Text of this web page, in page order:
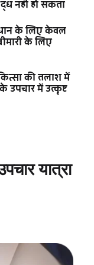
नहीं हो सकता
के लिए केवल
के लिए
की तलाश में
उपचार में उत्कृष्ट
यात्रा